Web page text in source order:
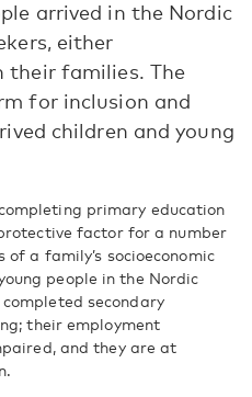
arrived in the Nordic
either
their families. The
for inclusion and
children and young
primary education
factor for a number
a family’s socioeconomic
people in the Nordic
secondary
their employment
and they are at